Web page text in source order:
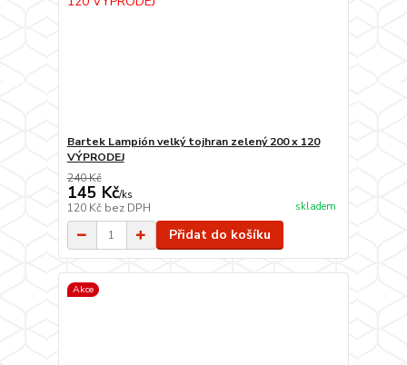
Bartek Lampión velký tojhran zelený 200 x 120
VÝPRODEJ
240 Kč
145 Kč/ks
120 Kč bez DPH skladem
Přidat do košíku
Akce